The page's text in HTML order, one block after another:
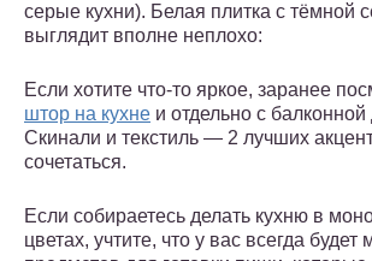
серые кухни). Белая плитка с тёмной
выглядит вполне неплохо:
Если хотите что-то яркое, заранее
штор на кухне и отдельно с
Скинали и текстиль — 2 лучших
сочетаться.
Если собираетесь делать кухню в
цветах, учтите, что у вас всегда будет